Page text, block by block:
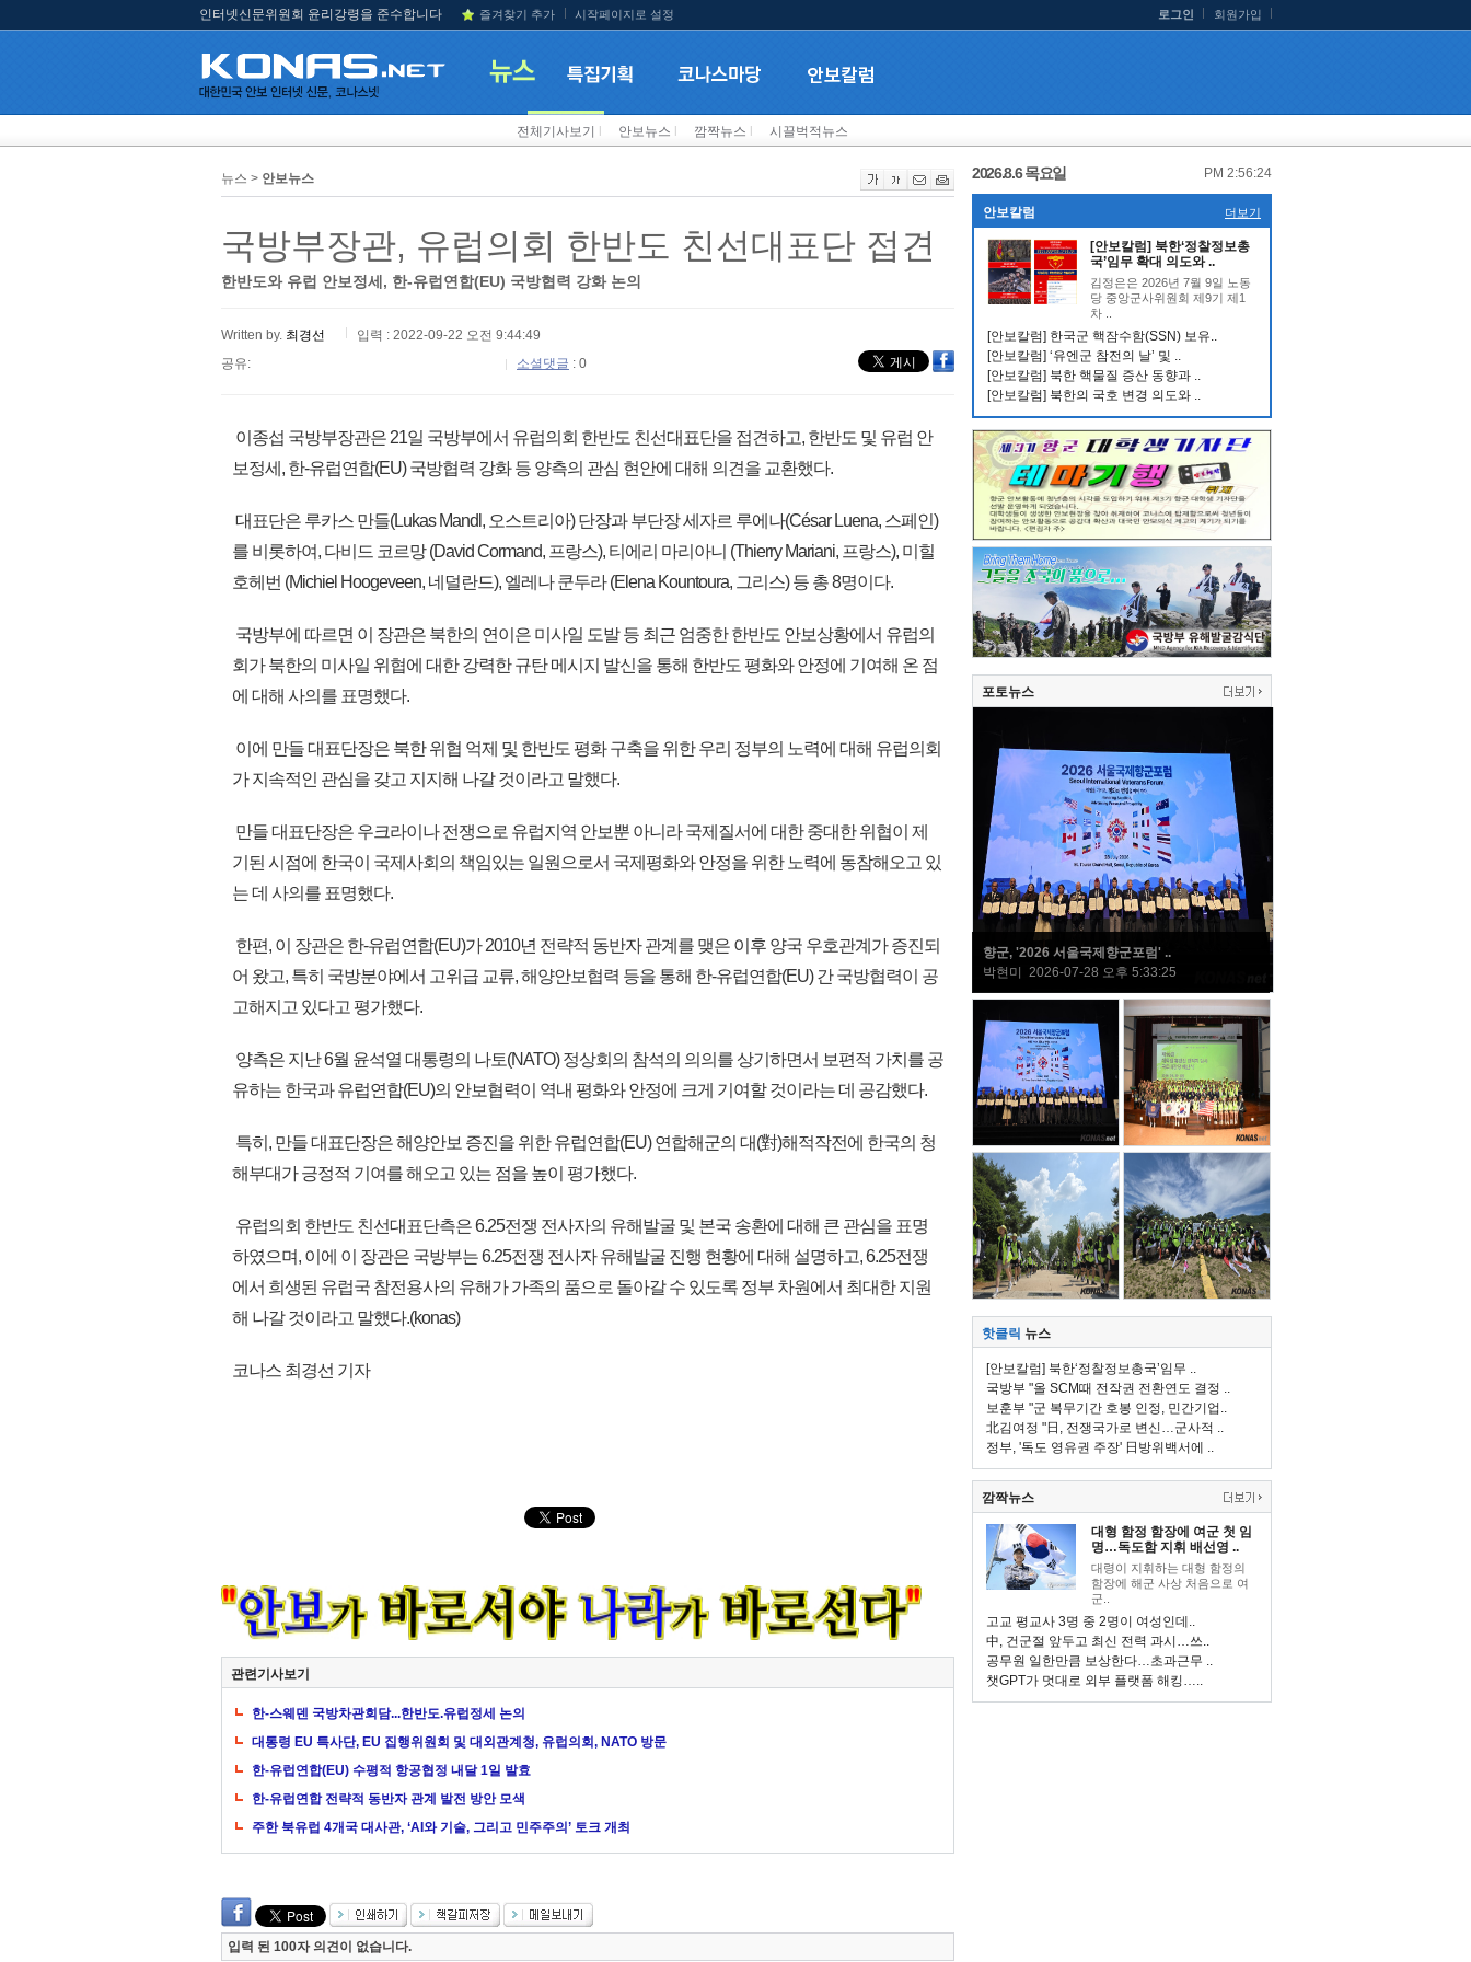
인터넷신문위원회 윤리강령을 준수합니다 즐겨찾기 추가 시작페이지로 설정 로그인 회원가입
전체기사보기 안보뉴스 깜짝뉴스 시끌벅적뉴스
뉴스 > 안보뉴스
국방부장관, 유럽의회 한반도 친선대표단 접견
한반도와 유럽 안보정세, 한-유럽연합(EU) 국방협력 강화 논의
Written by. 최경선
입력 : 2022-09-22 오전 9:44:49
공유:
소셜댓글 : 0
이종섭 국방부장관은 21일 국방부에서 유럽의회 한반도 친선대표단을 접견하고, 한반도 및 유럽 안
보정세, 한-유럽연합(EU) 국방협력 강화 등 양측의 관심 현안에 대해 의견을 교환했다.
대표단은 루카스 만들(Lukas Mandl, 오스트리아) 단장과 부단장 세자르 루에나(César Luena, 스페인)
를 비롯하여, 다비드 코르망 (David Cormand, 프랑스), 티에리 마리아니 (Thierry Mariani, 프랑스), 미힐
호헤번 (Michiel Hoogeveen, 네덜란드), 엘레나 쿤두라 (Elena Kountoura, 그리스) 등 총 8명이다.
국방부에 따르면 이 장관은 북한의 연이은 미사일 도발 등 최근 엄중한 한반도 안보상황에서 유럽의
회가 북한의 미사일 위협에 대한 강력한 규탄 메시지 발신을 통해 한반도 평화와 안정에 기여해 온 점
에 대해 사의를 표명했다.
이에 만들 대표단장은 북한 위협 억제 및 한반도 평화 구축을 위한 우리 정부의 노력에 대해 유럽의회
가 지속적인 관심을 갖고 지지해 나갈 것이라고 말했다.
만들 대표단장은 우크라이나 전쟁으로 유럽지역 안보뿐 아니라 국제질서에 대한 중대한 위협이 제
기된 시점에 한국이 국제사회의 책임있는 일원으로서 국제평화와 안정을 위한 노력에 동참해오고 있
는 데 사의를 표명했다.
한편, 이 장관은 한-유럽연합(EU)가 2010년 전략적 동반자 관계를 맺은 이후 양국 우호관계가 증진되
어 왔고, 특히 국방분야에서 고위급 교류, 해양안보협력 등을 통해 한-유럽연합(EU) 간 국방협력이 공
고해지고 있다고 평가했다.
양측은 지난 6월 윤석열 대통령의 나토(NATO) 정상회의 참석의 의의를 상기하면서 보편적 가치를 공
유하는 한국과 유럽연합(EU)의 안보협력이 역내 평화와 안정에 크게 기여할 것이라는 데 공감했다.
특히, 만들 대표단장은 해양안보 증진을 위한 유럽연합(EU) 연합해군의 대(對)해적작전에 한국의 청
해부대가 긍정적 기여를 해오고 있는 점을 높이 평가했다.
유럽의회 한반도 친선대표단측은 6.25전쟁 전사자의 유해발굴 및 본국 송환에 대해 큰 관심을 표명
하였으며, 이에 이 장관은 국방부는 6.25전쟁 전사자 유해발굴 진행 현황에 대해 설명하고, 6.25전쟁
에서 희생된 유럽국 참전용사의 유해가 가족의 품으로 돌아갈 수 있도록 정부 차원에서 최대한 지원
해 나갈 것이라고 말했다.(konas)
코나스 최경선 기자
관련기사보기
한-스웨덴 국방차관회담...한반도.유럽정세 논의
대통령 EU 특사단, EU 집행위원회 및 대외관계청, 유럽의회, NATO 방문
한-유럽연합(EU) 수평적 항공협정 내달 1일 발효
한-유럽연합 전략적 동반자 관계 발전 방안 모색
주한 북유럽 4개국 대사관, ‘AI와 기술, 그리고 민주주의’ 토크 개최
입력 된 100자 의견이 없습니다.
2026.8.6 목요일 PM 2:56:24
안보칼럼 더보기
[안보칼럼] 북한‘정찰정보총
국’임무 확대 의도와 ..
김정은은 2026년 7월 9일 노동
당 중앙군사위원회 제9기 제1
차 ..
[안보칼럼] 한국군 핵잠수함(SSN) 보유..
[안보칼럼] ‘유엔군 참전의 날’ 및 ..
[안보칼럼] 북한 핵물질 증산 동향과 ..
[안보칼럼] 북한의 국호 변경 의도와 ..
포토뉴스
향군, '2026 서울국제향군포럼' ..
박현미 2026-07-28 오후 5:33:25
핫클릭 뉴스
[안보칼럼] 북한‘정찰정보총국’임무 ..
국방부 "올 SCM때 전작권 전환연도 결정 ..
보훈부 "군 복무기간 호봉 인정, 민간기업..
北김여정 "日, 전쟁국가로 변신…군사적 ..
정부, '독도 영유권 주장' 日방위백서에 ..
깜짝뉴스
대형 함정 함장에 여군 첫 임
명…독도함 지휘 배선영 ..
대령이 지휘하는 대형 함정의
함장에 해군 사상 처음으로 여
군..
고교 평교사 3명 중 2명이 여성인데..
中, 건군절 앞두고 최신 전력 과시…쓰..
공무원 일한만큼 보상한다…초과근무 ..
챗GPT가 멋대로 외부 플랫폼 해킹…..